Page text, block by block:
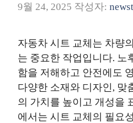
9월 24, 2025 작성자:
자동차 시트 교체는 차량
는 중요한 작업입니다. 노
함을 저해하고 안전에도
다양한 소재와 디자인, 맞
의 가치를 높이고 개성을
에서는 시트 교체의 필요